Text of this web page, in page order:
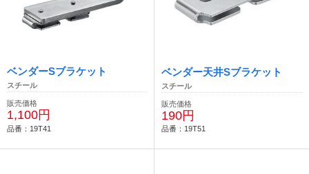
ベンダーSブラケット
スチール
販売価格
1,100円
品番：19T41
ベンダー天井Sブラケット
スチール
販売価格
190円
品番：19T51